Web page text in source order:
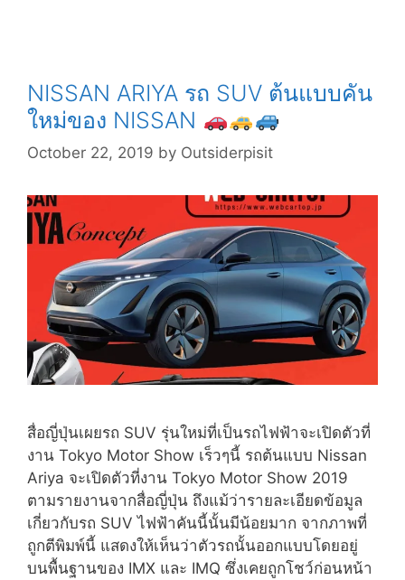
NISSAN ARIYA รถ SUV ต้นแบบคัน
ใหม่ของ NISSAN
October 22, 2019 by Outsiderpisit
สื่อญี่ปุ่นเผยรถ SUV รุ่นใหม่ที่เป็นรถไฟฟ้าจะเปิดตัวที่
งาน Tokyo Motor Show เร็วๆนี้ รถต้นแบบ Nissan
Ariya จะเปิดตัวที่งาน Tokyo Motor Show 2019
ตามรายงานจากสื่อญี่ปุ่น ถึงแม้ว่ารายละเอียดข้อมูล
เกี่ยวกับรถ SUV ไฟฟ้าคันนี้นั้นมีน้อยมาก จากภาพที่
ถูกตีพิมพ์นี้ แสดงให้เห็นว่าตัวรถนั้นออกแบบโดยอยู่
บนพื้นฐานของ IMX และ IMQ ซึ่งเคยถูกโชว์ก่อนหน้า